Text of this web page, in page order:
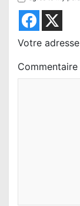
d
Votre
Commentaire